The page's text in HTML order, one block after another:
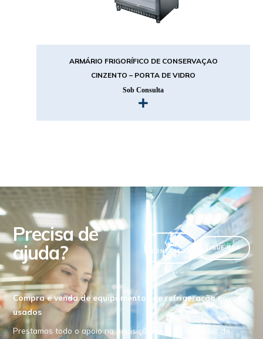
ARMÁRIO FRIGORÍFICO DE CONSERVAÇAO
CINZENTO – PORTA DE VIDRO
Sob Consulta
Precisa de
ajuda?
VER
CONTACTOS
LIGUE-NOS
Compra e venda de equipamentos de refrigeração novos e
usados
Prestamos todo o apoio na aquisição de equipamentos de